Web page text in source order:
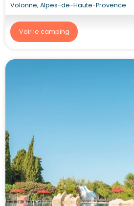
Volonne, Alpes-de-Haute-Provence
Voir le camping